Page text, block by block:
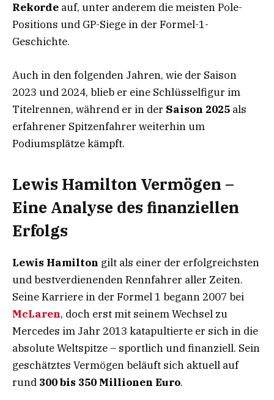
Rekorde auf, unter anderem die meisten Pole-
Positions und GP-Siege in der Formel-1-
Geschichte.
Auch in den folgenden Jahren, wie der Saison
2023 und 2024, blieb er eine Schlüsselfigur im
Titelrennen, während er in der Saison 2025 als
erfahrener Spitzenfahrer weiterhin um
Podiumsplätze kämpft.
Lewis Hamilton Vermögen –
Eine Analyse des finanziellen
Erfolgs
Lewis Hamilton gilt als einer der erfolgreichsten
und bestverdienenden Rennfahrer aller Zeiten.
Seine Karriere in der Formel 1 begann 2007 bei
McLaren, doch erst mit seinem Wechsel zu
Mercedes im Jahr 2013 katapultierte er sich in die
absolute Weltspitze – sportlich und finanziell. Sein
geschätztes Vermögen beläuft sich aktuell auf
rund 300 bis 350 Millionen Euro.